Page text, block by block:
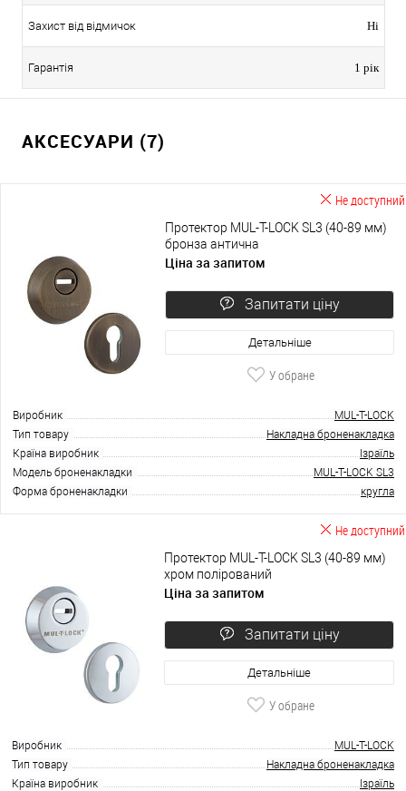
Захист від відмичок Ні
Гарантія 1 рік
АКСЕСУАРИ (7)
Не доступний
Протектор MUL-T-LOCK SL3 (40-89 мм)
бронза антична
Ціна за запитом
Запитати ціну
Детальніше
У обране
Виробник
MUL-T-LOCK
Тип товару
Накладна броненакладка
Країна виробник
Ізраїль
Модель броненакладки
MUL-T-LOCK SL3
Форма броненакладки
кругла
Не доступний
Протектор MUL-T-LOCK SL3 (40-89 мм)
хром полірований
Ціна за запитом
Запитати ціну
Детальніше
У обране
Виробник
MUL-T-LOCK
Тип товару
Накладна броненакладка
Країна виробник
Ізраїль